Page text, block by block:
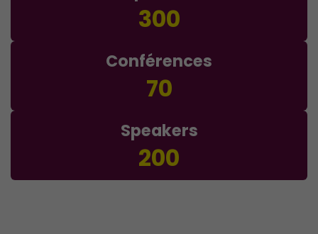
300
Conférences
70
Speakers
200